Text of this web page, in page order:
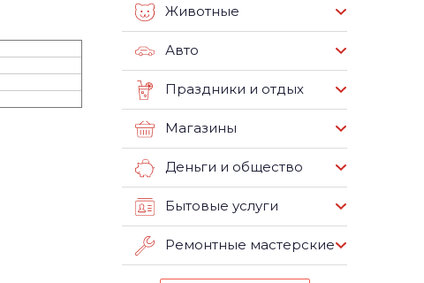
Животные
Авто
Праздники и отдых
Магазины
Деньги и общество
Бытовые услуги
Ремонтные мастерские